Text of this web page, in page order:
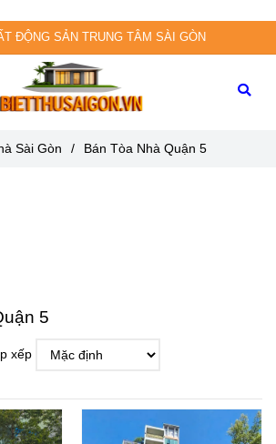
ĐỘNG SẢN TRUNG TÂM SÀI GÒN
Sài Gòn / Bán Tòa Nhà Quận 5
5
xếp